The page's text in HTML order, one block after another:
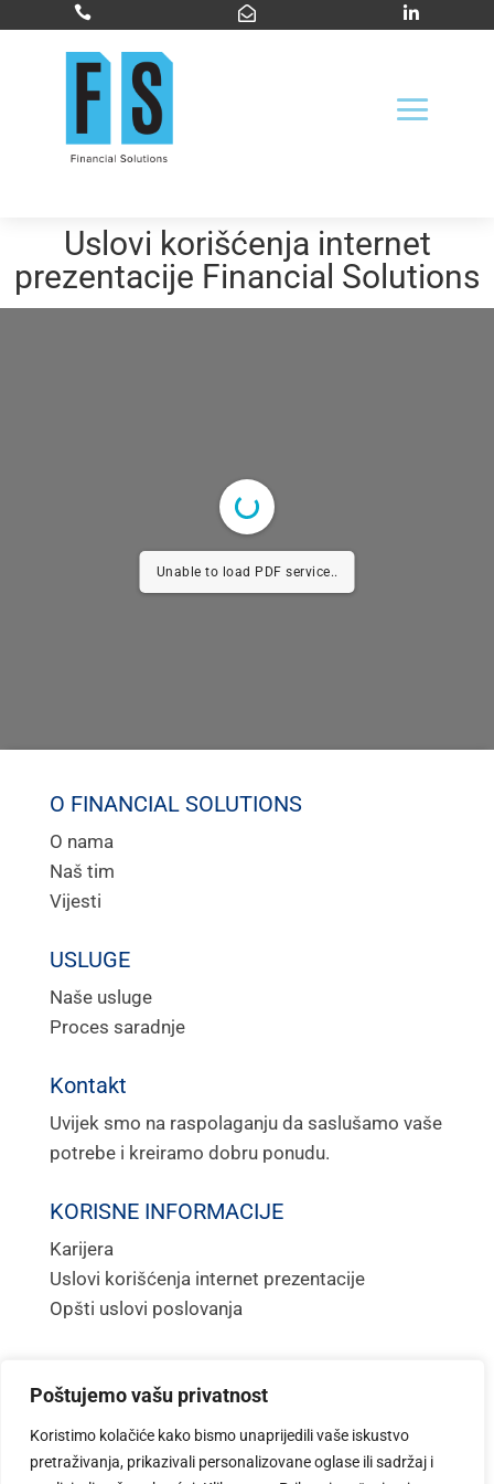
Poštujemo vašu privatnost
Koristimo kolačiće kako bismo unaprijedili vaše iskustvo
pretraživanja, prikazivali personalizovane oglase ili sadržaj i
  
Uslovi korišćenja internet
prezentacije Financial Solutions
Unable to load PDF service..
O FINANCIAL SOLUTIONS
O nama
Naš tim
Vijesti
USLUGE
Naše usluge
Proces saradnje
Kontakt
Uvijek smo na raspolaganju da saslušamo vaše
potrebe i kreiramo dobru ponudu.
KORISNE INFORMACIJE
Karijera
Uslovi korišćenja internet prezentacije
Opšti uslovi poslovanja
© 2026 Financial Solutions.
zadržana.